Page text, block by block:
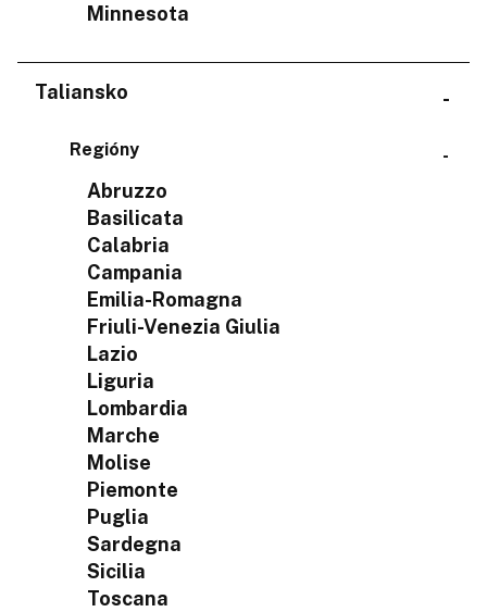
Minnesota
Taliansko
Regióny
Abruzzo
Basilicata
Calabria
Campania
Emilia-Romagna
Friuli-Venezia Giulia
Lazio
Liguria
Lombardia
Marche
Molise
Piemonte
Puglia
Sardegna
Sicilia
Toscana